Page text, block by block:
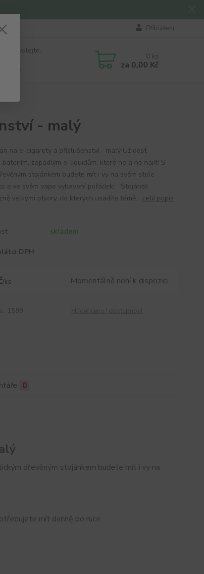
Přihlášení
Zavolejte.
0 ks
za 0,00 Kč
- malý
na e-cigarety a příslušenství - malý Už dost
bateriím, zapadlým e-liquidům, které ne a ne najít! S
stojánkem budete mít i vy na svém stole
a ve svém vape vybavení pořádek! Stojánek
velkými otvory, do kterých usadíte témě... celý popis
skladem
DPH
/ks Momentálně není k dispozici
0
dřevěným stojánkem budete mít i vy na
mít denně po ruce.